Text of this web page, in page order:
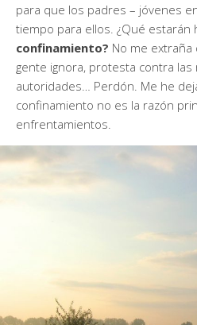
para que los padres – jóvenes
tiempo para ellos. ¿Qué estarán
confinamiento? No me extraña
gente ignora, protesta contra
autoridades… Perdón. Me he
confinamiento no es la razón
enfrentamientos.